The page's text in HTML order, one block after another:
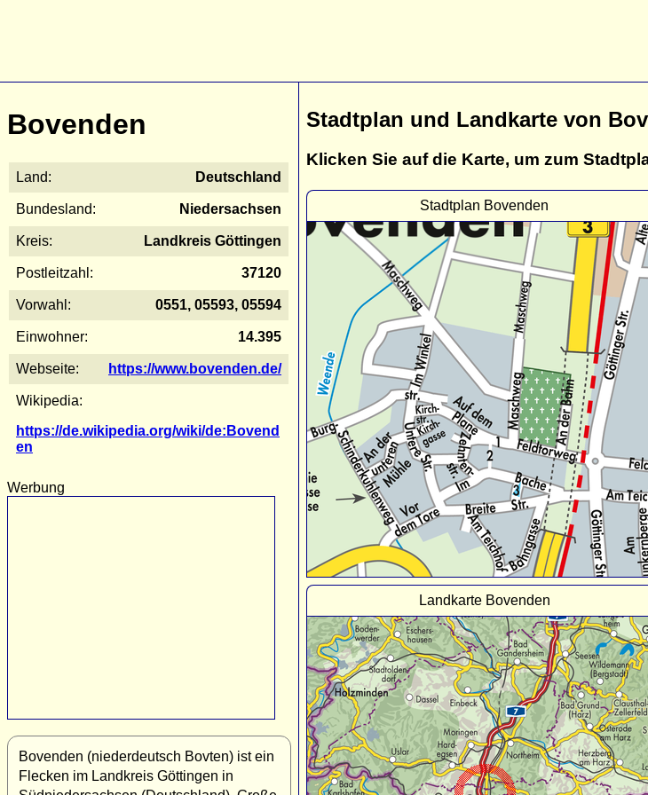
Bovenden
Land: Deutschland
Bundesland: Niedersachsen
Kreis: Landkreis Göttingen
Postleitzahl: 37120
Vorwahl: 0551, 05593, 05594
Einwohner: 14.395
Webseite: https://www.bovenden.de/
Wikipedia:
https://de.wikipedia.org/wiki/de:Bovend
en
Werbung
Bovenden (niederdeutsch Bovten) ist ein
Flecken im Landkreis Göttingen in
Stadtplan und Landkarte von
Klicken Sie auf die Karte, um zum
Stadtplan Bovenden
Landkarte Bovenden